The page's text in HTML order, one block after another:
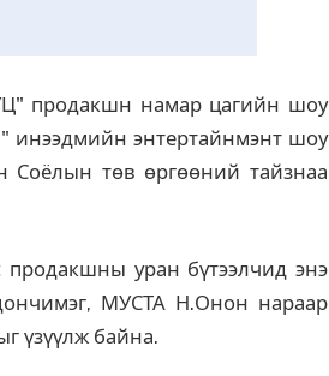
продакшн намар цагийн шоу
инээдмийн энтертайнмэнт шоу
Соёлын төв өргөөний тайзнаа
уран бүтээлчид энэ
МУСТА Н.Онон нараар
үзүүлж байна.